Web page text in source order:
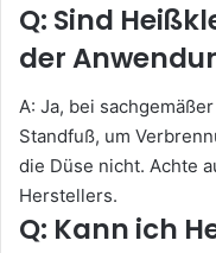
Q: Sind
der
A: Ja, bei
Standfuß, um
die Düse nicht. Achte
Herstellers.
Q: Kann ich